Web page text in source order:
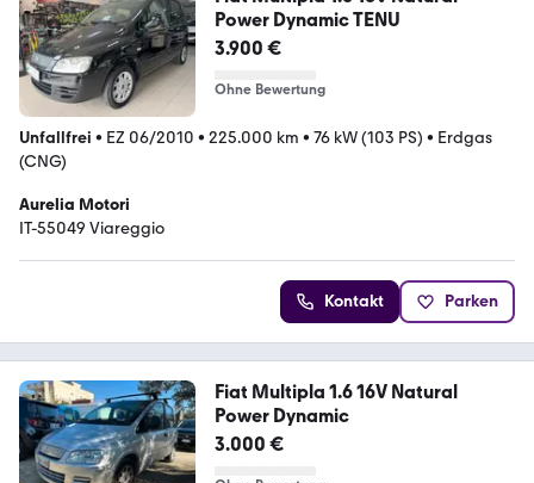
Power Dynamic TENU
3.900 €
Ohne Bewertung
Unfallfrei • EZ 06/2010 • 225.000 km • 76 kW (103 PS) • Erdgas
(CNG)
Aurelia Motori
IT-55049 Viareggio
Kontakt Parken
Fiat Multipla 1.6 16V Natural
Power Dynamic
3.000 €